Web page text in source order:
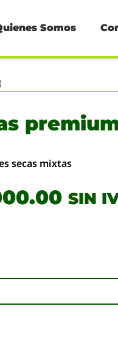
Somos
premium
secas mixtas
SIN